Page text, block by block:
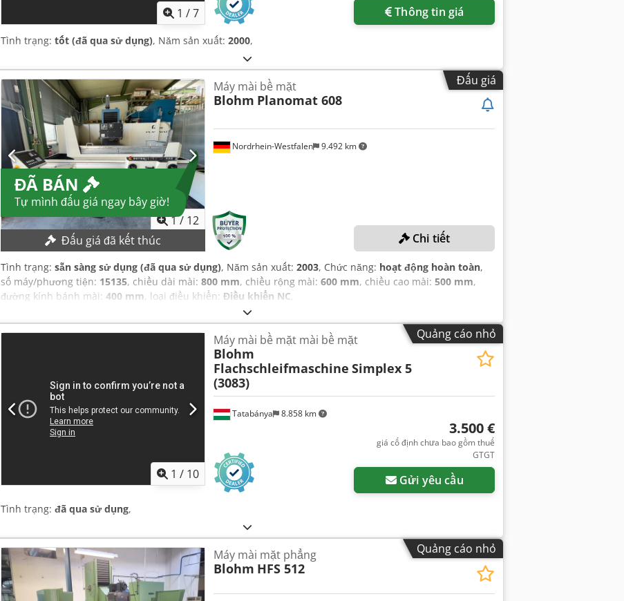
1 /7 Thông tin giá
Tình trạng: tốt (đã qua sử dụng), Năm sản xuất: 2000,
Đấu giá
ĐÃ BÁN
Tự mình đấu giá ngay bây giờ!
1/ 12
Đấu giá đã kết thúc
Nordrhein-Westfalen 9.492 km
Máy mài bề mặt
Blohm Planomat 608
Chi tiết
Tình trạng: sẵn sàng sử dụng (đã qua sử dụng), Năm sản xuất: 2003, Chức năng: hoạt động hoàn toàn,
số máy/phương tiện: 15135, chiều dài mài: 800 mm, chiều rộng mài: 600 mm, chiều cao mài: 500 mm,
đường kính bánh mài: 400 mm, loại điều khiển: Điều khiển NC,
Quảng cáo nhỏ
1 / 10
Tatabánya 8.858 km
Máy mài bề mặt mài bề mặt
Blohm
Flachschleifmaschine Simplex 5
(3083)
3.500 €
giá cố định chưa bao gồm thuế
GTGT
Gửi yêu cầu
Tình trạng: đã qua sử dụng,
Quảng cáo nhỏ
Máy mài mặt phẳng
Blohm HFS 512